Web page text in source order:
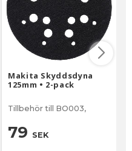
Makita Skyddsdyna
125mm • 2-pack
Tillbehör till BO003,
79 SEK